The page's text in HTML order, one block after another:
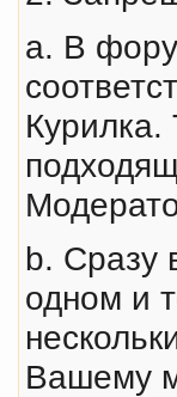
a. В
b. Сразу
одном и
Вашему